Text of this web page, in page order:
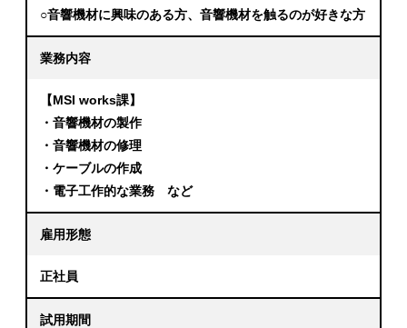
○音響機材に興味のある方、音響機材を触るのが好きな方
業務内容
【MSI works課】
・音響機材の製作
・音響機材の修理
・ケーブルの作成
・電子工作的な業務 など
雇用形態
正社員
試用期間